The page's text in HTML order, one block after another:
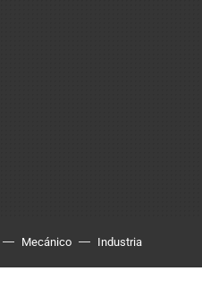
Mecánico Industria